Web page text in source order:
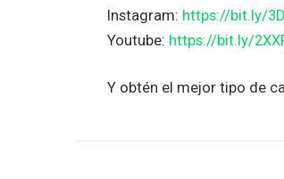
Instagram: https://bit.ly/
Youtube: https://bit.ly/
Y obtén el mejor tipo de